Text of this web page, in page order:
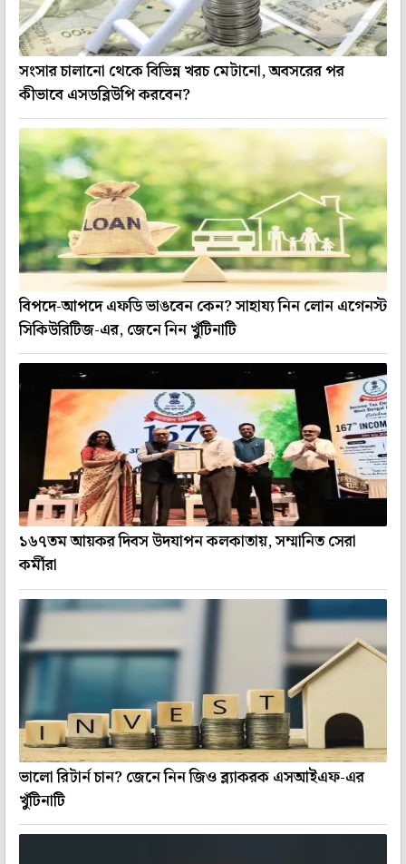
সংসার চালানো থেকে বিভিন্ন খরচ মেটানো, অবসরের পর
কীভাবে এসডব্লিউপি করবেন?
বিপদে-আপদে এফডি ভাঙবেন কেন? সাহায্য নিন লোন এগেনস্ট
সিকিউরিটিজ-এর, জেনে নিন খুঁটিনাটি
১৬৭তম আয়কর দিবস উদযাপন কলকাতায়, সম্মানিত সেরা
কর্মীরা
ভালো রিটার্ন চান? জেনে নিন জিও ব্ল্যাকরক এসআইএফ-এর
খুঁটিনাটি